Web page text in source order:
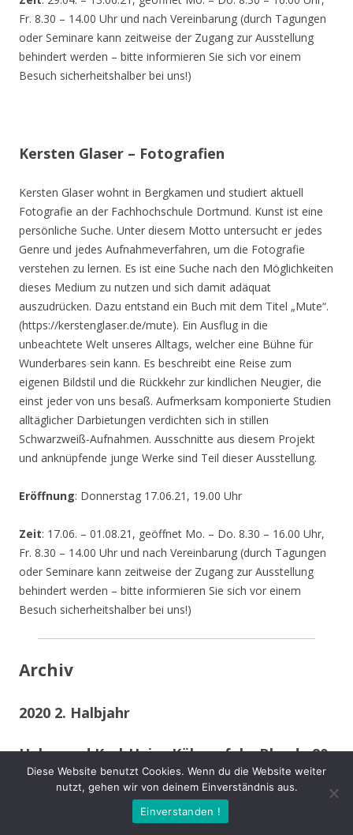
Fr. 8.30 – 14.00 Uhr und nach Vereinbarung (durch Tagungen
oder Seminare kann zeitweise der Zugang zur Ausstellung
behindert werden – bitte informieren Sie sich vor einem
Besuch sicherheitshalber bei uns!)
Kersten Glaser – Fotografien
Kersten Glaser wohnt in Bergkamen und studiert aktuell
Fotografie an der Fachhochschule Dortmund. Kunst ist eine
persönliche Suche. Unter diesem Motto untersucht er jedes
Genre und jedes Aufnahmeverfahren, um die Fotografie
verstehen zu lernen. Es ist eine Suche nach den Möglichkeiten
dieses Medium zu nutzen und sich damit adäquat
auszudrücken. Dazu entstand ein Buch mit dem Titel „Mute“.
(https://kerstenglaser.de/mute). Ein Ausflug in die
unbeachtete Welt unseres Alltags, welcher eine Bühne für
Wunderbares sein kann. Es beschreibt eine Reise zum
eigenen Bildstil und die Rückkehr zur kindlichen Neugier, die
einst jeder von uns besaß. Aufmerksam komponierte Studien
alltäglicher Darbietungen verdichten sich in stillen
Schwarzweiß-Aufnahmen. Ausschnitte aus diesem Projekt
und anknüpfende junge Werke sind Teil dieser Ausstellung.
Eröffnung: Donnerstag 17.06.21, 19.00 Uhr
Zeit: 17.06. – 01.08.21, geöffnet Mo. – Do. 8.30 – 16.00 Uhr,
Fr. 8.30 – 14.00 Uhr und nach Vereinbarung (durch Tagungen
oder Seminare kann zeitweise der Zugang zur Ausstellung
behindert werden – bitte informieren Sie sich vor einem
Besuch sicherheitshalber bei uns!)
Archiv
2020 2. Halbjahr
Helga und Karl-Heinz Kühnapfel – Blende 80
Das Fotografen Ehepaar
wohnt in Kamen-Methler in einem von Efeu begrüntem Haus
Diese Website benutzt Cookies. Wenn du die Website weiter
nutzt, gehen wir von deinem Einverständnis aus.
Einverstanden !